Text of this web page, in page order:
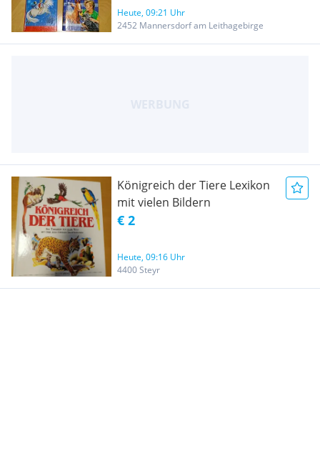
Heute, 09:21 Uhr
2452 Mannersdorf am Leithagebirge
Königreich der Tiere Lexikon
mit vielen Bildern
€ 2
Heute, 09:16 Uhr
4400 Steyr